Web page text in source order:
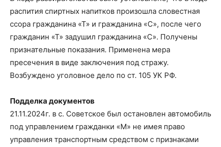
распития спиртных напитков произошла словестная
ссора гражданина «Т» и гражданина «С», после чего
гражданин «Т» задушил гражданина «С». Получены
признательные показания. Применена мера
пресечения в виде заключения под стражу.
Возбуждено уголовное дело по ст. 105 УК РФ.
Подделка документов
21.11.2024г. в с. Советское был остановлен автомобиль
под управлением гражданки «М» не имея право
управления транспортным средством с признаками